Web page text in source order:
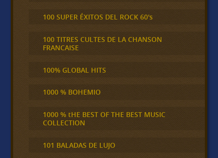
100 SUPER ÉXITOS DEL ROCK 60's
100 TITRES CULTES DE LA CHANSON
FRANCAISE
100% GLOBAL HITS
1000 % BOHEMIO
1000 % tHE BEST OF THE BEST MUSIC
COLLECTION
101 BALADAS DE LUJO